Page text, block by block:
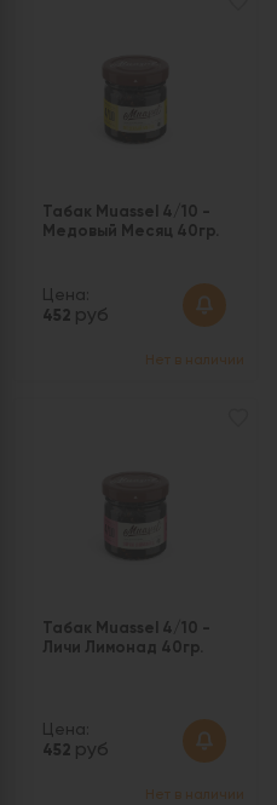
Табак Muassel 4/10 -
Медовый Месяц 40гр.
Цена:
452 руб
Нет в наличии
Табак Muassel 4/10 -
Личи Лимонад 40гр.
Цена:
452 руб
Нет в наличии